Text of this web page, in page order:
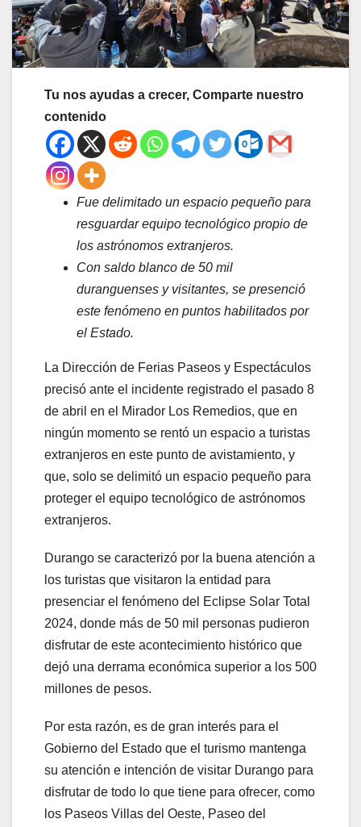
Tu nos ayudas a crecer, Comparte nuestro
contenido
Fue delimitado un espacio pequeño para
resguardar equipo tecnológico propio de
los astrónomos extranjeros.
Con saldo blanco de 50 mil
duranguenses y visitantes, se presenció
este fenómeno en puntos habilitados por
el Estado.
La Dirección de Ferias Paseos y Espectáculos
precisó ante el incidente registrado el pasado 8
de abril en el Mirador Los Remedios, que en
ningún momento se rentó un espacio a turistas
extranjeros en este punto de avistamiento, y
que, solo se delimitó un espacio pequeño para
proteger el equipo tecnológico de astrónomos
extranjeros.
Durango se caracterizó por la buena atención a
los turistas que visitaron la entidad para
presenciar el fenómeno del Eclipse Solar Total
2024, donde más de 50 mil personas pudieron
disfrutar de este acontecimiento histórico que
dejó una derrama económica superior a los 500
millones de pesos.
Por esta razón, es de gran interés para el
Gobierno del Estado que el turismo mantenga
su atención e intención de visitar Durango para
disfrutar de todo lo que tiene para ofrecer, como
los Paseos Villas del Oeste, Paseo del